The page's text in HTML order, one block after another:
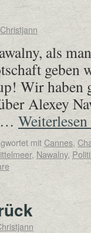
Christjann
als
geben
Wir haben
Alexey
… Weiterlesen
mitCannes,
, Nawalny,